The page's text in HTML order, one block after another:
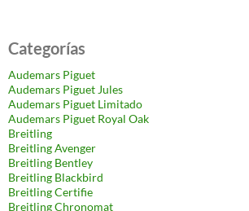
Categorías
Audemars Piguet
Audemars Piguet Jules
Audemars Piguet Limitado
Audemars Piguet Royal Oak
Breitling
Breitling Avenger
Breitling Bentley
Breitling Blackbird
Breitling Certifie
Breitling Chronomat